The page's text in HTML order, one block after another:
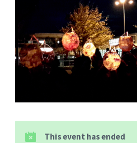
This event has ended